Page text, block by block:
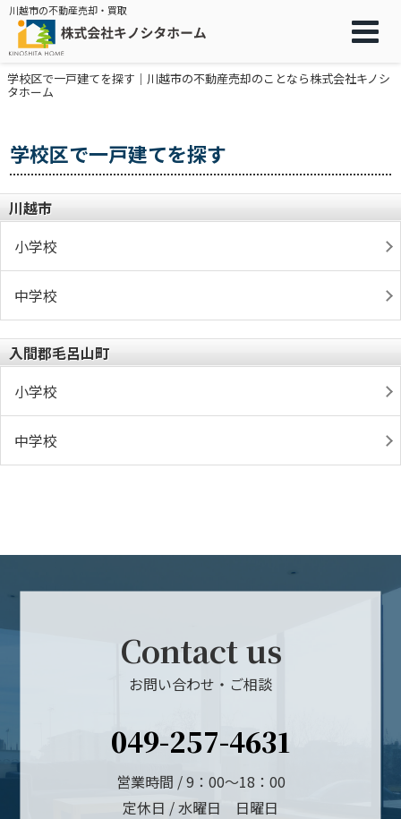
川越市の不動産売却・買取
学校区で一戸建てを探す｜川越市の不動産売却のことなら株式会社キノシ
タホーム
学校区で一戸建てを探す
川越市
小学校
中学校
入間郡毛呂山町
小学校
中学校
Contact us
お問い合わせ・ご相談
049-257-4631
営業時間 / 9：00～18：00
定休日 / 水曜日 日曜日